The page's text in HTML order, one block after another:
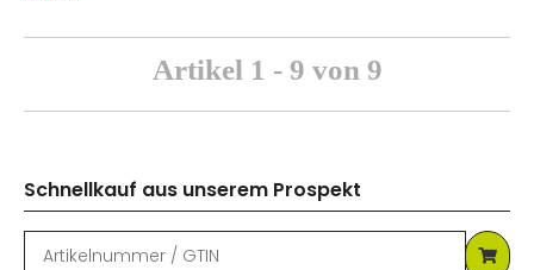
Artikel 1 - 9 von 9
Schnellkauf aus unserem Prospekt